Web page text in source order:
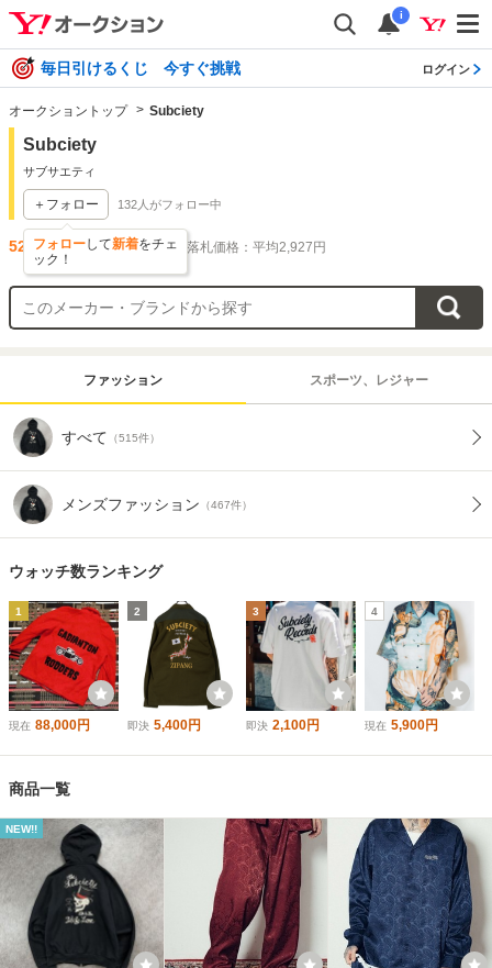
i
毎日引けるくじ 今すぐ挑戦 ログイン
オークショントップ Subciety
Subciety
サブサエティ
＋フォロー
フォローして新着をチェ
ック！
132 人がフォロー中
520件出品されています 落札価格：平均2,927円
ファッション スポーツ、レジャー
すべて （515件）
メンズファッション （467件）
ウォッチ数ランキング
1
現在 88,000円
2
即決 5,400円
3
即決 2,100円
4
現在 5,900円
商品一覧
NEW!!